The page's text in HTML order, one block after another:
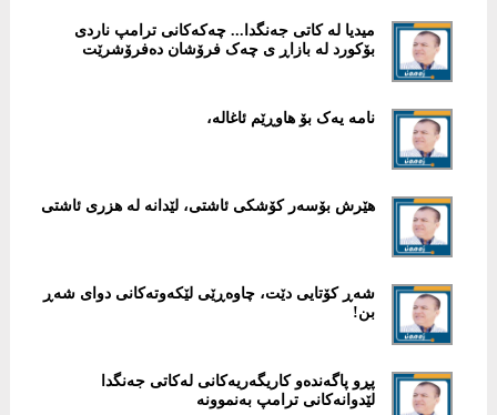
میدیا لە کاتی جەنگدا... چەکەکانی ترامپ ناردی
بۆکورد لە بازاڕ ی چەک فرۆشان دەفرۆشرێت
نامە یەک بۆ هاوڕێم ئاغالە،
هێرش بۆسەر کۆشکی ئاشتی، لێدانە لە هزری ئاشتی
شەڕ کۆتایی دێت، چاوەڕێی لێکەوتەکانی دوای شەڕ
بن!
پڕو پاگەندەو کاریگەریەکانی لەکاتی جەنگدا
لێدوانەکانی ترامپ بەنموونە